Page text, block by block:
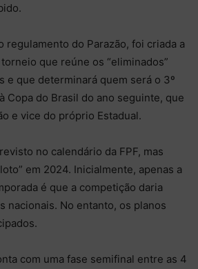
regulamento do Parazão, foi criada a
que reúne os “eliminados”
e que determinará quem será o 3º
Copa do Brasil do ano seguinte, que
e vice do próprio Estadual.
no calendário da FPF, mas
em 2024. Inicialmente, apenas a
é que a competição daria
nacionais. No entanto, os planos
com uma fase semifinal entre as 4